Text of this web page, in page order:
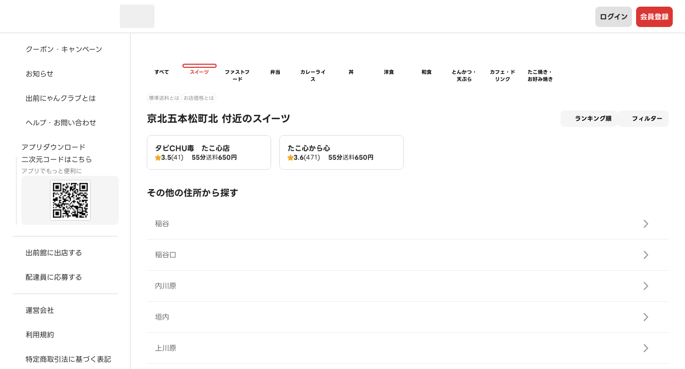
ログイン 会員登録
クーポン・キャンペーン
お知らせ
出前にゃんクラブとは
ヘルプ・お問い合わせ
アプリダウンロード
二次元コードはこちら
アプリでもっと便利に
出前館に出店する
配達員に応募する
運営会社
利用規約
特定商取引法に基づく表記
すべて スイーツ
ファストフ
ード
弁当
カレーライ
ス
丼 洋食 和食
とんかつ・
天ぷら
カフェ・ド
リンク
たこ焼き・
お好み焼き
標準送料とは お店価格とは
京北五本松町北 付近のスイーツ ランキング順 フィルター
タピCHU毒 たこ心店
3.5(41) 55分送料650円
たこ心から心
3.6(471) 55分送料650円
その他の住所から探す
稲谷
稲谷口
内川原
垣内
上川原